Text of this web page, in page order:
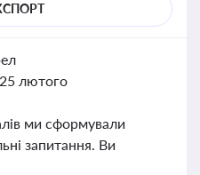
25 лютого
ми сформували
запитання. Ви